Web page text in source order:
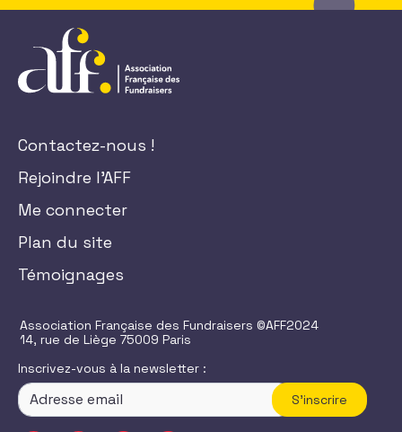
Contactez-nous !
Rejoindre l'AFF
Me connecter
Plan du site
Témoignages
Association Française des Fundraisers ©AFF2024
14, rue de Liège 75009 Paris
Inscrivez-vous à la newsletter :
S'inscrire